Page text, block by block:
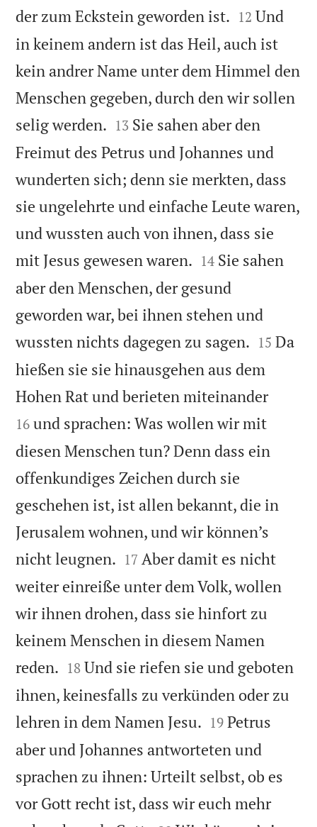
der zum Eckstein geworden ist. 

12 Und
in keinem andern ist das Heil, auch ist
kein andrer Name unter dem Himmel den
Menschen gegeben, durch den wir sollen
selig werden. 

13 Sie sahen aber den
Freimut des Petrus und Johannes und
wunderten sich; denn sie merkten, dass
sie ungelehrte und einfache Leute waren,
und wussten auch von ihnen, dass sie
mit Jesus gewesen waren. 

14 Sie sahen
aber den Menschen, der gesund
geworden war, bei ihnen stehen und
wussten nichts dagegen zu sagen. 

15 Da
hießen sie sie hinausgehen aus dem
Hohen Rat und berieten miteinander
16 und sprachen: Was wollen wir mit
diesen Menschen tun? Denn dass ein
offenkundiges Zeichen durch sie
geschehen ist, ist allen bekannt, die in
Jerusalem wohnen, und wir können’s
nicht leugnen. 

17 Aber damit es nicht
weiter einreiße unter dem Volk, wollen
wir ihnen drohen, dass sie hinfort zu
keinem Menschen in diesem Namen
reden. 

18 Und sie riefen sie und geboten
ihnen, keinesfalls zu verkünden oder zu
lehren in dem Namen Jesu. 

19 Petrus
aber und Johannes antworteten und
sprachen zu ihnen: Urteilt selbst, ob es
vor Gott recht ist, dass wir euch mehr